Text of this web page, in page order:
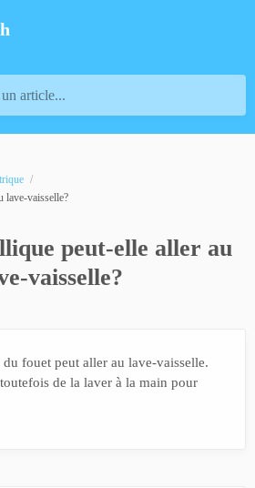
article...
lave-vaisselle?
peut-elle aller au
vaisselle?
fouet peut aller au lave-vaisselle.
de la laver à la main pour